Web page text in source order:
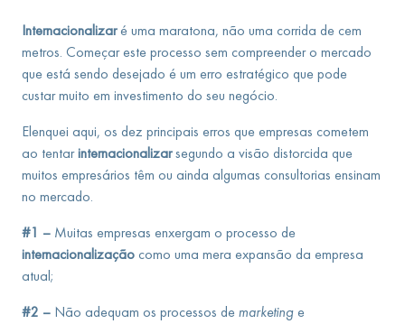
Internacionalizaré uma maratona, não uma corrida de cem
metros. Começar este processo sem compreender o mercado
que está sendo desejado é um erro estratégico que pode
custar muito em investimento do seu negócio.
Elenquei aqui, os dez principais erros que empresas cometem
ao tentarinternacionalizarsegundo a visão distorcida que
muitos empresários têm ou ainda algumas consultorias ensinam
no mercado.
#1 – Muitas empresas enxergam o processo de
internacionalização como uma mera expansão da empresa
atual;
#2 – Não adequam os processos de marketing e